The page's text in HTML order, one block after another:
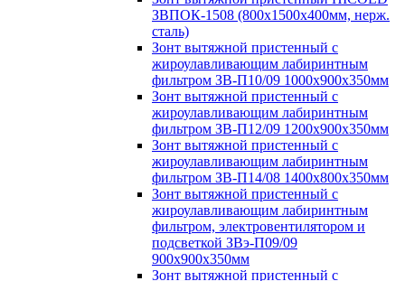
ЗВПОК-1508 (800х1500х400мм, нерж.
сталь)
Зонт вытяжной пристенный с
жироулавливающим лабиринтным
фильтром ЗВ-П10/09 1000х900х350мм
Зонт вытяжной пристенный с
жироулавливающим лабиринтным
фильтром ЗВ-П12/09 1200х900х350мм
Зонт вытяжной пристенный с
жироулавливающим лабиринтным
фильтром ЗВ-П14/08 1400х800х350мм
Зонт вытяжной пристенный с
жироулавливающим лабиринтным
фильтром, электровентилятором и
подсветкой ЗВэ-П09/09
900х900х350мм
Зонт вытяжной пристенный с